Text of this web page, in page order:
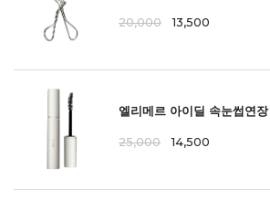
20,000 13,500
엘리메르 아이딜 속눈썹연
25,000 14,500